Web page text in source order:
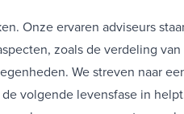
Onze ervaren adviseurs
zoals de verdeling
We streven naar
volgende levensfase in